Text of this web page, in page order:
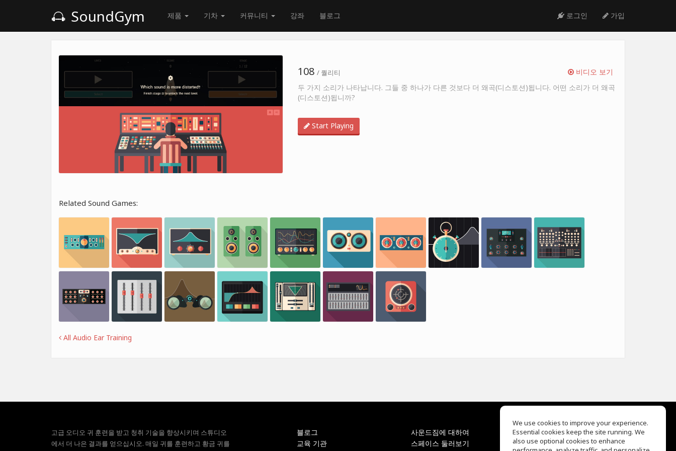
SoundGym 제품 기차 커뮤니티 강좌 블로그 로그인 가입
비디오 보기
108 / 퀄리티
두 가지 소리가 나타납니다. 그들 중 하나가 다른 것보다 더 왜곡(디스토션)됩니다. 어떤 소리가 더 왜곡
(디스토션)됩니까?
Start Playing
Related Sound Games:
All Audio Ear Training
고급 오디오 귀 훈련을 받고 청취 기술을 향상시키며 스튜디오
에서 더 나은 결과를 얻으십시오. 매일 귀를 훈련하고 황금 귀를
블로그
교육 기관
사운드짐에 대하여
스페이스 둘러보기
EQ Ear Training
Drum Machine
We use cookies to improve your experience.
Essential cookies keep the site running. We
also use optional cookies to enhance